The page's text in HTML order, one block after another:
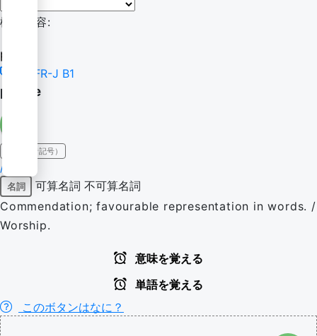
検索内容:
praise
CEFR-J B1
praise
IPA（発音記号）
/pɹeɪz/
名詞 可算名詞 不可算名詞
Commendation; favourable representation in words. /
Worship.
意味を覚える
単語を覚える
このボタンはなに？